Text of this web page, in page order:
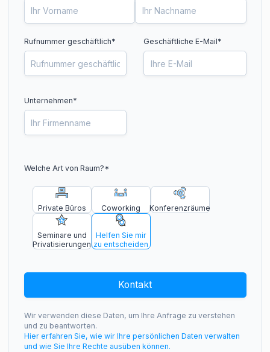
Rufnummer geschäftlich* Geschäftliche E-Mail*
Unternehmen*
Welche Art von Raum?*
Private Büros Coworking Konferenzräume
Seminare und
Privatisierungen
Helfen Sie mir
zu entscheiden
Kontakt
Wir verwenden diese Daten, um Ihre Anfrage zu verstehen
und zu beantworten.
Hier erfahren Sie, wie wir Ihre persönlichen Daten verwalten
und wie Sie Ihre Rechte ausüben können.